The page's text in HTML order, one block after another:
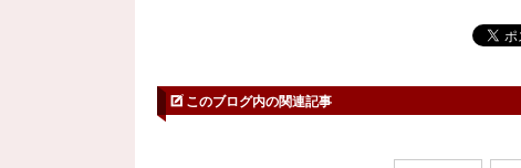
このブログ内の関連記事